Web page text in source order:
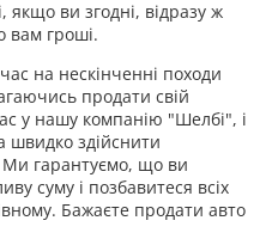
якщо ви згодні, відразу ж
вам гроші.
на нескінченні походи
продати свій
у нашу компанію "Шелбі", і
здійснити
Ми гарантуємо, що ви
суму і позбавитеся всіх
Бажаєте продати авто